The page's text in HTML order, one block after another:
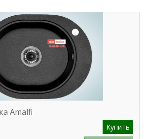
Amalfi
Купить